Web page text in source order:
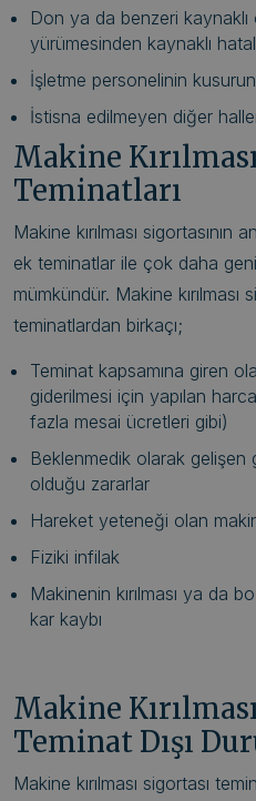
Don ya da benzeri kaynaklı
yürümesinden kaynaklı
İşletme personelinin
İstisna edilmeyen diğer
Makine
Teminatları
Makine kırılması sigortasının
ek teminatlar ile çok daha
mümkündür. Makine kırılması
teminatlardan birkaçı;
Teminat kapsamına giren
giderilmesi için yapılan
fazla mesai ücretleri gibi)
Beklenmedik olarak gelişen
olduğu zararlar
Hareket yeteneği olan
Fiziki infilak
Makinenin kırılması ya da
kar kaybı
Makine
Teminat Dışı
Makine kırılması sigortası